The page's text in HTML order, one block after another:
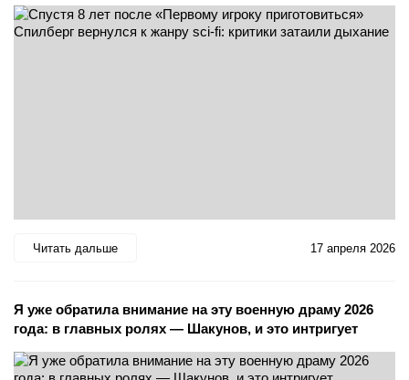
Читать дальше 17 апреля 2026
Я уже обратила внимание на эту военную драму 2026
года: в главных ролях — Шакунов, и это интригует